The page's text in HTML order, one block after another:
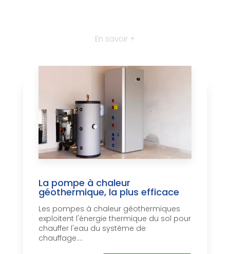
En savoir +
La pompe à chaleur
géothermique, la plus efficace
Les pompes à chaleur géothermiques
exploitent l'énergie thermique du sol pour
chauffer l'eau du système de
chauffage....